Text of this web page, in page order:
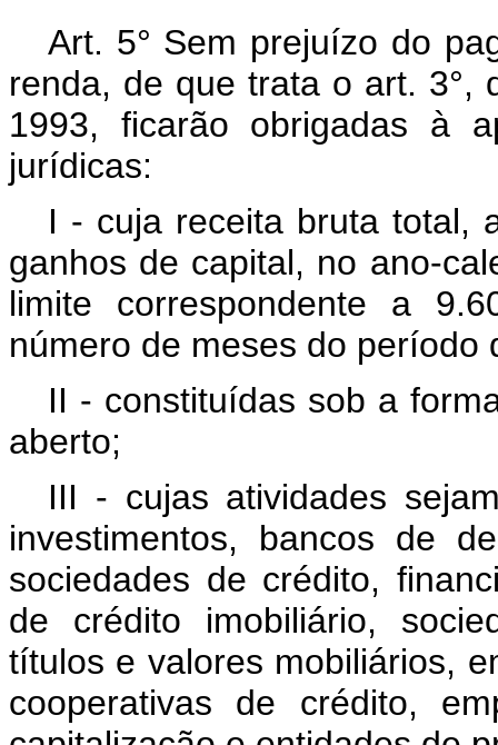
Art. 5° Sem prejuízo do
renda, de que trata o art. 3°,
1993, ficarão obrigadas à
jurídicas:
I - cuja receita bruta total,
ganhos de capital, no ano-
limite correspondente a
número de meses do período
II - constituídas sob a
aberto;
III - cujas atividades
investimentos, bancos de
sociedades de crédito,
de crédito imobiliário,
títulos e valores mobiliários,
cooperativas de crédito,